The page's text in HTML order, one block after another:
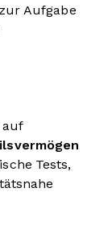
Aufgabe
auf
Tests,